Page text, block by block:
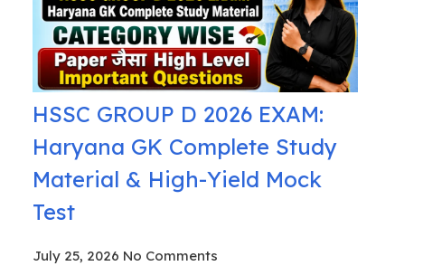
HSSC GROUP D 2026 EXAM:
Haryana GK Complete Study
Material & High-Yield Mock
Test
July 25, 2026 No Comments